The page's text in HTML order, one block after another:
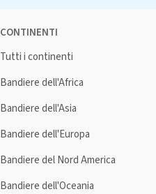
CONTINENTI
Tutti i continenti
Bandiere dell'Africa
Bandiere dell'Asia
Bandiere dell'Europa
Bandiere del Nord America
Bandiere dell'Oceania